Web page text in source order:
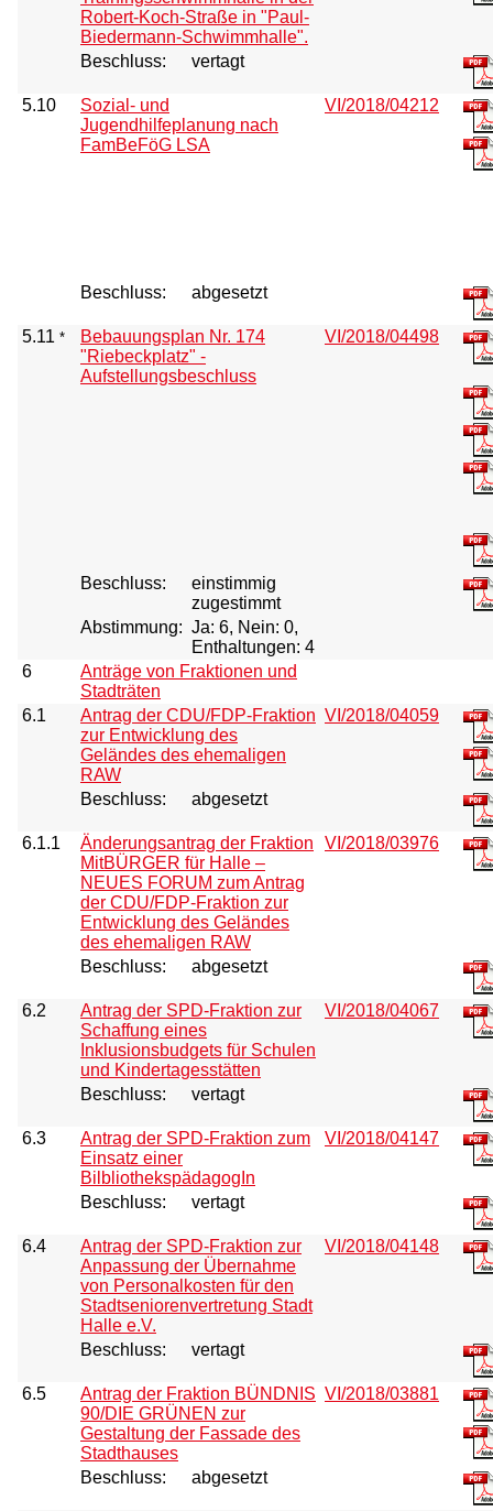
Robert-Koch-Straße in "Paul-
Biedermann-Schwimmhalle".
Beschluss:
vertagt
5.10
Sozial- und
Jugendhilfeplanung nach
FamBeFöG LSA
VI/2018/04212
Beschluss: abgesetzt
5.11 *
Bebauungsplan Nr. 174
"Riebeckplatz" -
Aufstellungsbeschluss
VI/2018/04498
Beschluss:
einstimmig
zugestimmt
Abstimmung: Ja: 6, Nein: 0,
Enthaltungen: 4
6
Anträge von Fraktionen und
Stadträten
6.1
Antrag der CDU/FDP-Fraktion
zur Entwicklung des
Geländes des ehemaligen
RAW
VI/2018/04059
Beschluss: abgesetzt
6.1.1
Änderungsantrag der Fraktion
MitBÜRGER für Halle –
NEUES FORUM zum Antrag
der CDU/FDP-Fraktion zur
Entwicklung des Geländes
des ehemaligen RAW
VI/2018/03976
Beschluss: abgesetzt
6.2
Antrag der SPD-Fraktion zur
Schaffung eines
Inklusionsbudgets für Schulen
und Kindertagesstätten
VI/2018/04067
Beschluss: vertagt
6.3
Antrag der SPD-Fraktion zum
Einsatz einer
BilbliothekspädagogIn
VI/2018/04147
Beschluss: vertagt
6.4
Antrag der SPD-Fraktion zur
Anpassung der Übernahme
von Personalkosten für den
Stadtseniorenvertretung Stadt
Halle e.V.
VI/2018/04148
Beschluss: vertagt
6.5
Antrag der Fraktion BÜNDNIS
90/DIE GRÜNEN zur
Gestaltung der Fassade des
Stadthauses
VI/2018/03881
Beschluss: abgesetzt